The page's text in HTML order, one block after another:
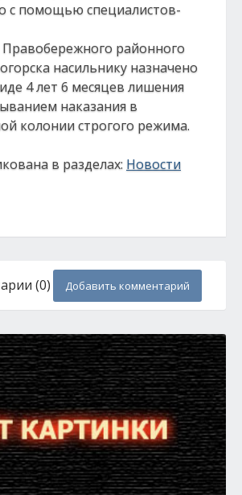
с помощью специалистов-
районного
насильнику назначено
4 лет 6 месяцев лишения
наказания в
колонии строгого режима.
в разделах: Новости
(0) Добавить комментарий